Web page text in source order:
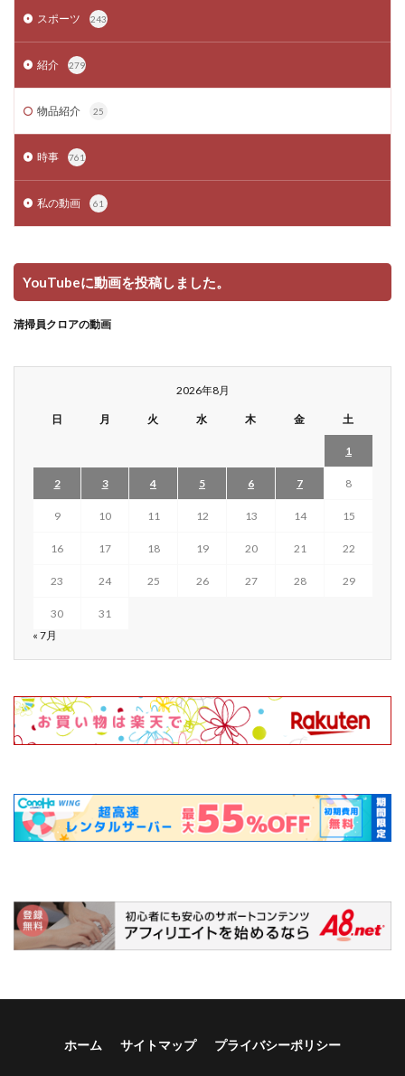
スポーツ 243
紹介 279
物品紹介 25
時事 761
私の動画 61
YouTubeに動画を投稿しました。
清掃員クロアの動画
2026年8月
日 月 火 水 木 金 土
1
2 3 4 5 6 7 8
9 10 11 12 13 14 15
16 17 18 19 20 21 22
23 24 25 26 27 28 29
30
31
« 7月
ホーム サイトマップ プライバシーポリシー